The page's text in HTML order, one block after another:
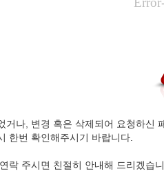
거나, 변경 혹은 삭제되어 요청하신
한번 확인해주시기 바랍니다.
락 주시면 친절히 안내해 드리겠습